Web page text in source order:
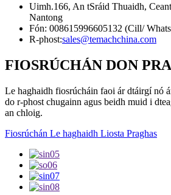
Uimh.166, An tSráid Thuaidh,
Nantong
Fón: 008615996605132 (Cill/
R-phost:sales@temachchina.com
FIOSRÚCHÁN DON
Le haghaidh fiosrúcháin faoi ár dtáirgí nó
do r-phost chugainn agus beidh muid i
an chloig.
Fiosrúchán Le haghaidh Liosta Praghas